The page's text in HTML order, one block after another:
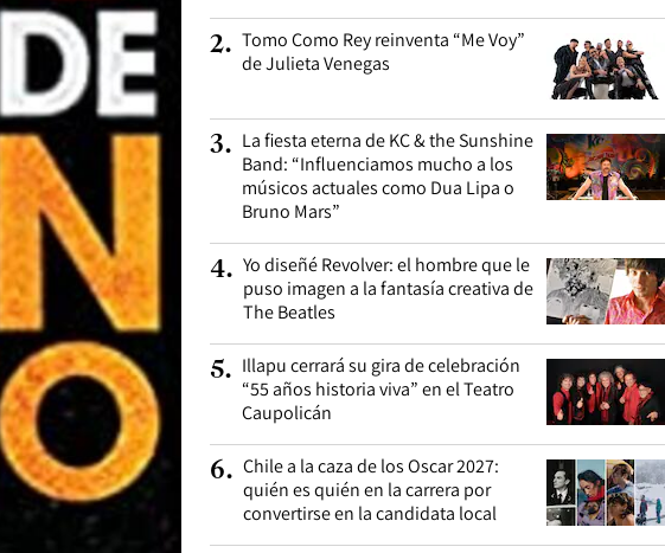
2. Tomo Como Rey reinventa “Me Voy”
de Julieta Venegas
3. La fiesta eterna de KC & the Sunshine
Band: “Influenciamos mucho a los
músicos actuales como Dua Lipa o
Bruno Mars”
4. Yo diseñé Revolver: el hombre que le
puso imagen a la fantasía creativa de
The Beatles
5. Illapu cerrará su gira de celebración
“55 años historia viva” en el Teatro
Caupolicán
6. Chile a la caza de los Oscar 2027:
quién es quién en la carrera por
convertirse en la candidata local